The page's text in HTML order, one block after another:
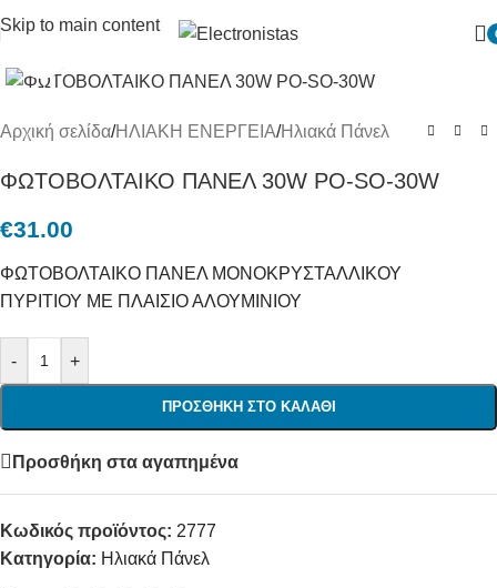
Skip to main content
Αρχική σελίδα/ΗΛΙΑΚΗ ΕΝΕΡΓΕΙΑ/Hλιακά Πάνελ
ΦΩΤΟΒΟΛΤΑΙΚΟ ΠΑΝΕΛ 30W PO-SO-30W
€31.00
ΦΩΤΟΒΟΛΤΑΙΚΟ ΠΑΝΕΛ ΜΟΝΟΚΡΥΣΤΑΛΛΙΚΟΥ
ΠΥΡΙΤΙΟΥ ΜΕ ΠΛΑΙΣΙΟ ΑΛΟΥΜΙΝΙΟΥ
- +
ΠΡΟΣΘΉΚΗ ΣΤΟ ΚΑΛΆΘΙ
Προσθήκη στα αγαπημένα
Κωδικός προϊόντος: 2777
Κατηγορία: Hλιακά Πάνελ